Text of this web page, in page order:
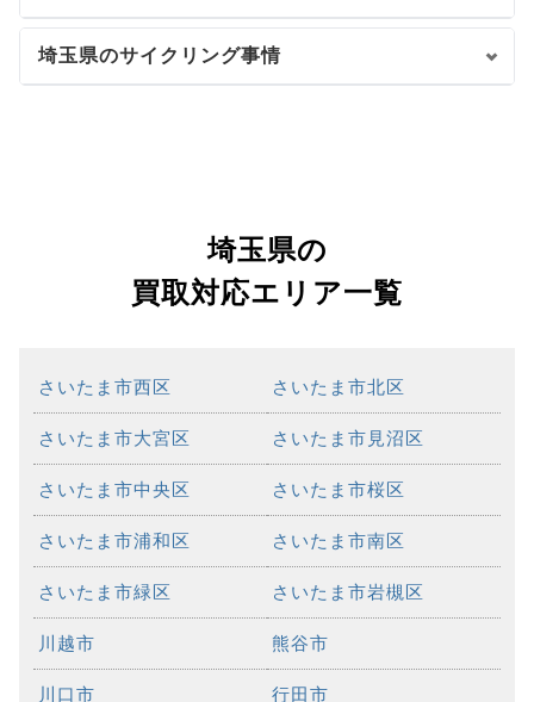
埼玉県のサイクリング事情
埼玉県の
買取対応エリア一覧
さいたま市西区 さいたま市北区
さいたま市大宮区 さいたま市見沼区
さいたま市中央区 さいたま市桜区
さいたま市浦和区 さいたま市南区
さいたま市緑区 さいたま市岩槻区
川越市 熊谷市
川口市 行田市